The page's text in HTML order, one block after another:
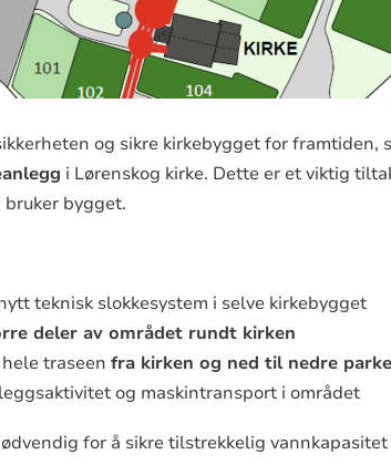
og sikre kirkebygget for
i Lørenskog kirke. Dette er et viktig
bygget.
teknisk slokkesystem i selve kirkebygget
deler av området rundt kirken
traseen fra kirken og ned til nedre
og maskintransport i området
for å sikre tilstrekkelig